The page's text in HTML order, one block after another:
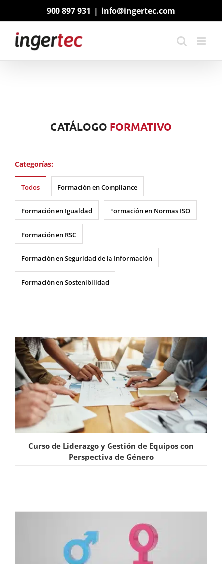
900 897 931 | info@ingertec.com
CATÁLOGO FORMATIVO
Categorías:
Todos Formación en Compliance
Formación en Igualdad Formación en Normas ISO
Formación en RSC
Formación en Seguridad de la Información
Formación en Sostenibilidad
Curso de Liderazgo y Gestión de Equipos con
Perspectiva de Género